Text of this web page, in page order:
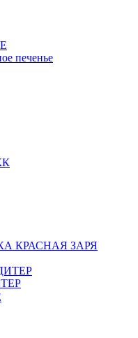
печенье
КРАСНАЯ ЗАРЯ